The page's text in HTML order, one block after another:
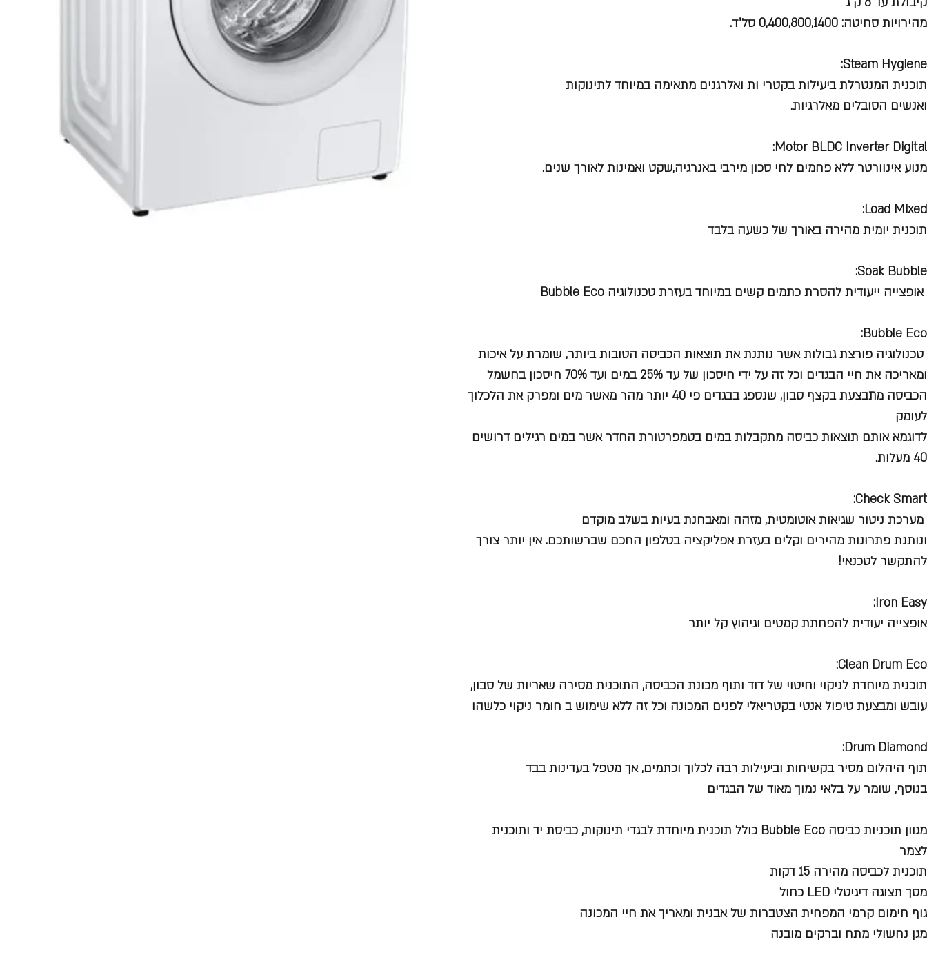
מהירויות סחיטה: 0,400,800,1400 סל"ד.
Steam Hygiene:
תוכנית המנטרלת ביעילות בקטרי ות ואלרגנים מתאימה במיוחד לתינוקות
ואנשים הסובלים מאלרגיות.
Motor BLDC Inverter Digital:
מנוע אינוורטר ללא פחמים לחי סכון מירבי באנרגיה,שקט ואמינות לאורך שנים.
Load Mixed:
תוכנית יומית מהירה באורך של כשעה בלבד
Soak Bubble:
אופצייה ייעודית להסרת כתמים קשים במיוחד בעזרת טכנולוגיה Bubble Eco
Bubble Eco:
טכנולוגיה פורצת גבולות אשר נותנת את תוצאות הכביסה הטובות ביותר, שומרת על איכות
ומאריכה את חיי הבגדים וכל זה על ידי חיסכון של עד 25% במים ועד 70% חיסכון בחשמל
הכביסה מתבצעת בקצף סבון, שנספג בבגדים פי 40 יותר מהר מאשר מים ומפרק את הלכלוך
לעומק
לדוגמא אותם תוצאות כביסה מתקבלות במים בטמפרטורת החדר אשר במים רגילים דרושים
40 מעלות.
Check Smart:
מערכת ניטור שגיאות אוטומטית, מזהה ומאבחנת בעיות בשלב מוקדם
ונותנת פתרונות מהירים וקלים בעזרת אפליקציה בטלפון החכם שברשותכם. אין יותר צורך
להתקשר לטכנאי!
Iron Easy:
אופצייה יעודית להפחתת קמטים וגיהוץ קל יותר
Clean Drum Eco:
תוכנית מיוחדת לניקוי וחיטוי של דוד ותוף מכונת הכביסה, התוכנית מסירה שאריות של סבון,
עובש ומבצעת טיפול אנטי בקטריאלי לפנים המכונה וכל זה ללא שימוש ב חומר ניקוי כלשהו
Drum Diamond:
תוף היהלום מסיר בקשיחות וביעילות רבה לכלוך וכתמים, אך מטפל בעדינות בבד
בנוסף, שומר על בלאי נמוך מאוד של הבגדים
מגוון תוכניות כביסה Bubble Eco
כולל תוכנית מיוחדת לבגדי תינוקות, כביסת יד ותוכנית
לצמר
תוכנית לכביסה מהירה 15 דקות
מסך תצוגה דיגיטלי LED כחול
גוף חימום קרמי המפחית הצטברות של אבנית ומאריך את חיי המכונה
מגן נחשולי מתח וברקים מובנה